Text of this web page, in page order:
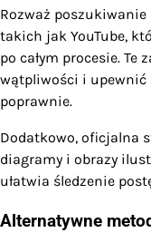
Rozważ
takich jak YouTube,
po całym procesie.
wątpliwości i upewnić
poprawnie.
Dodatkowo, oficjalna
diagramy i obrazy
ułatwia śledzenie
Alternatywne